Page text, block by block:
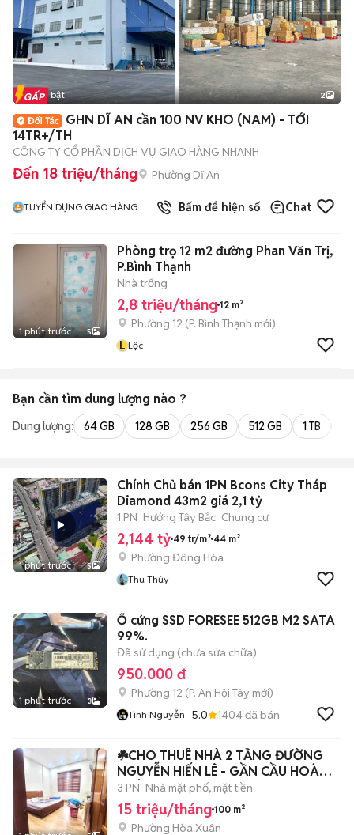
Tin nổi bật 2
GHN DĨ AN cần 100 NV KHO (NAM) - TỚI
14TR+/TH
CÔNG TY CỔ PHẦN DỊCH VỤ GIAO HÀNG NHANH
Đến 18 triệu/tháng Phường Dĩ An
TUYỂN DỤNG GIAO HÀNG
Bấm để hiện số Chat
1 phút trước 5
Phòng trọ 12 m2 đường Phan Văn Trị,
P.Bình Thạnh
Nhà trống
2,8 triệu/tháng 12 m²
Phường 12 (P. Bình Thạnh mới)
L Lộc
Bạn cần tìm dung lượng nào ?
Dung lượng: 64 GB 128 GB 256 GB 512 GB 1 TB
1 phút trước 5
Chính Chủ bán 1PN Bcons City Tháp
Diamond 43m2 giá 2,1 tỷ
1 PN Hướng Tây Bắc Chung cư
2,144 tỷ 49 tr/m² 44 m²
Phường Đông Hòa
Thu Thủy
1 phút trước 3
Ổ cứng SSD FORESEE 512GB M2 SATA
99%.
Đã sử dụng (chưa sửa chữa)
950.000 đ
Phường 12 (P. An Hội Tây mới)
Tình Nguyễn 5.0 1404đã bán
☘️CHO THUÊ NHÀ 2 TẦNG ĐƯỜNG
NGUYỄN HIẾN LÊ - GẦN CẦU HOÀ
XUÂN
3 PN Nhà mặt phố, mặt tiền
15 triệu/tháng 100 m²
Phường Hòa Xuân